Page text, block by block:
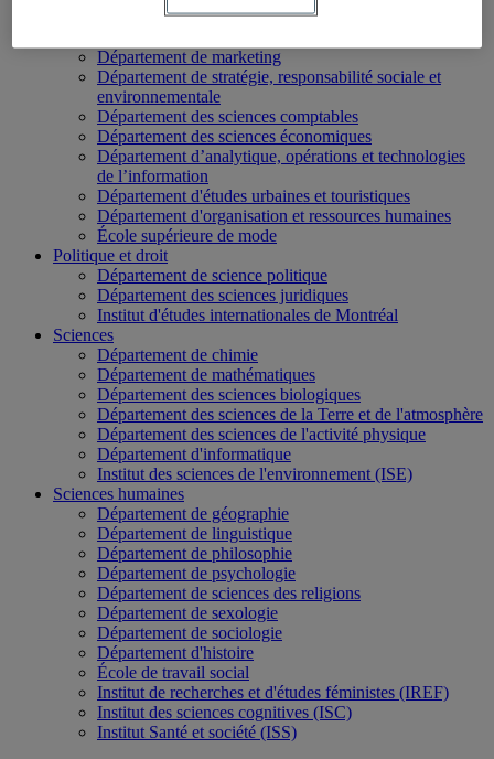
Département de finance
Département de marketing
Département de stratégie, responsabilité sociale et
environnementale
Département des sciences comptables
Département des sciences économiques
Département d’analytique, opérations et technologies
de l’information
Département d'études urbaines et touristiques
Département d'organisation et ressources humaines
École supérieure de mode
Politique et droit
Département de science politique
Département des sciences juridiques
Institut d'études internationales de Montréal
Sciences
Département de chimie
Département de mathématiques
Département des sciences biologiques
Département des sciences de la Terre et de l'atmosphère
Département des sciences de l'activité physique
Département d'informatique
Institut des sciences de l'environnement (ISE)
Sciences humaines
Département de géographie
Département de linguistique
Département de philosophie
Département de psychologie
Département de sciences des religions
Département de sexologie
Département de sociologie
Département d'histoire
École de travail social
Institut de recherches et d'études féministes (IREF)
Institut des sciences cognitives (ISC)
Institut Santé et société (ISS)